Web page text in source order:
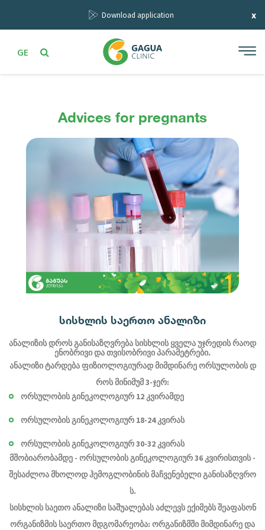
Download application x
GE
Advices for pregnants
სისხლის საერთო ანალიზი
ანალიზის დროს განისაზღვრება სისხლის ყველა უჯრედის რაოდ
ენობრივი და თვისობრივი პარამეტრები.
ანალიზი ტარდება ფიზიოლოგიურად მიმდინარე ორსულობის დ
როს მინიმუმ 3-ჯერ:
ორსულობის გინეკოლოგიურ 12 კვირამდე
ორსულობის გინეკოლოგიურ 18-24 კვირას
ორსულობის გინეკოლოგიურ 30-32 კვირას
მშობიარობამდე - ორსულობის გინეკოლოგიურ 36 კვირისთვის -
შესაძლოა მხოლოდ ჰემოგლობინის მაჩვენებელი განისაზღვრო
ს.
სისხლის საეთო ანალიზი საშუალებას აძლევს ექიმებს შეაფასონ
ორგანიზმის საერთო მდგომარეობა: ორგანიზმში მიმდინარე და